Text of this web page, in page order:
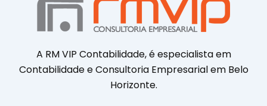
A RM VIP Contabilidade, é especialista em
Contabilidade e Consultoria Empresarial em Belo
Horizonte.